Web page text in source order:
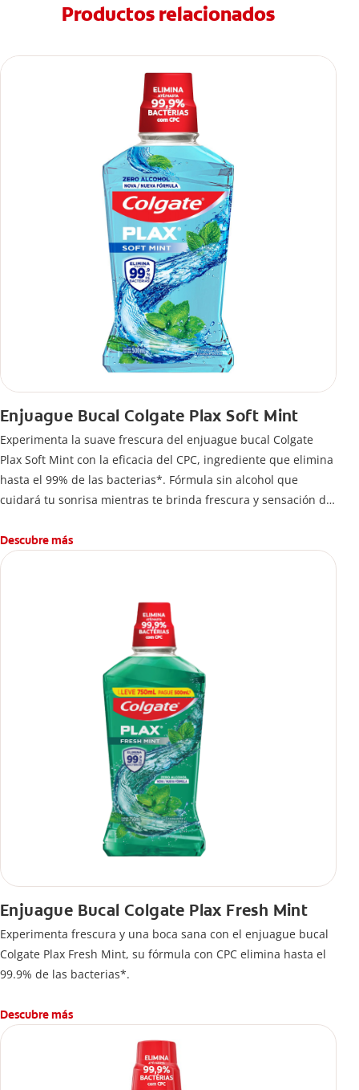
Productos relacionados
Enjuague Bucal Colgate Plax Soft Mint
Experimenta la suave frescura del enjuague bucal Colgate
Plax Soft Mint con la eficacia del CPC, ingrediente que elimina
hasta el 99% de las bacterias*. Fórmula sin alcohol que
cuidará tu sonrisa mientras te brinda frescura y sensación de
Descubre más
Enjuague Bucal Colgate Plax Fresh Mint
Experimenta frescura y una boca sana con el enjuague bucal
Colgate Plax Fresh Mint, su fórmula con CPC elimina hasta el
99.9% de las bacterias*.
Descubre más